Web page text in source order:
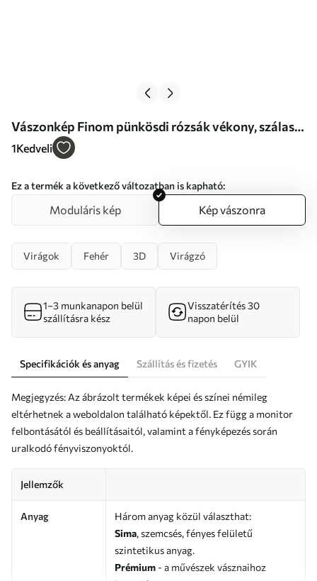
Vászonkép Finom pünkösdi rózsák vékony, szálas
szirmokkal, sötétvörös levelekkel körülvéve,
1Kedveli
Ez a termék a következő változatban is kapható:
Moduláris kép Kép vászonra
Virágok Fehér 3D Virágzó
1–3 munkanapon belül
szállításra kész
Visszatérítés 30
napon belül
Specifikációk és anyag Szállítás és fizetés GYIK
Megjegyzés: Az ábrázolt termékek képei és színei némileg
eltérhetnek a weboldalon található képektől. Ez függ a monitor
felbontásától és beállításaitól, valamint a fényképezés során
uralkodó fényviszonyoktól.
Jellemzők
Anyag
Három anyag közül választhat:
Sima, szemcsés, fényes felületű
szintetikus anyag.
Prémium - a művészek vásznaihoz